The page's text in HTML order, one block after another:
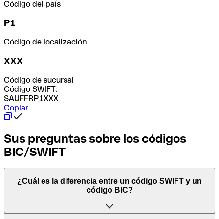
Código del país
P1
Código de localización
XXX
Código de sucursal
Código SWIFT:
SAUFFRP1XXX
Copiar
Sus preguntas sobre los códigos
BIC/SWIFT
¿Cuál es la diferencia entre un código SWIFT y un
código BIC?